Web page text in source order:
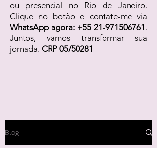
ou presencial no Rio de Janeiro.
Clique no botão e contate-me via
WhatsApp agora: +55 21-971506761 .
Juntos, vamos transformar sua
jornada. CRP 05/50281
Blog